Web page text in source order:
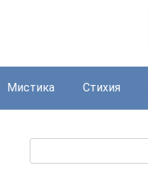
Мистика Стихия